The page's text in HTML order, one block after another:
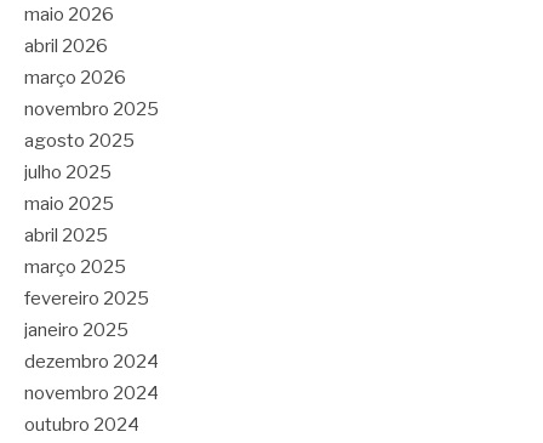
maio 2026
abril 2026
março 2026
novembro 2025
agosto 2025
julho 2025
maio 2025
abril 2025
março 2025
fevereiro 2025
janeiro 2025
dezembro 2024
novembro 2024
outubro 2024